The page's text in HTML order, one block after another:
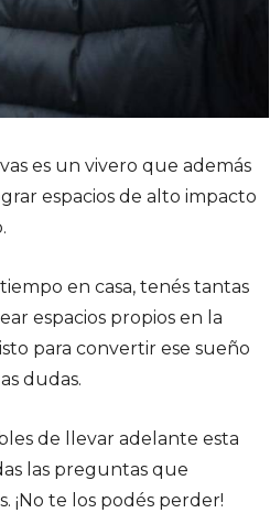
es un vivero que además
espacios de alto impacto
en casa, tenés tantas
espacios propios en la
para convertir ese sueño
dudas.
de llevar adelante esta
las preguntas que
¡No te los podés perder!